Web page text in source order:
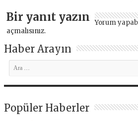
Bir yanıt yazın Yorum
açmalısınız.
Haber Arayın
Popüler Haberler